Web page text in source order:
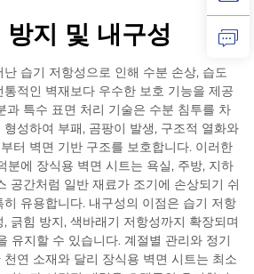
지 및 내구성
습기 저항성으로 인해 수분 손상, 습도
적인 벽재보다 우수한 보호 기능을 제공
과 특수 표면 처리 기술은 수분 침투를 차
성하여 부패, 곰팡이 발생, 구조적 열화와
터 벽면 기반 구조를 보호합니다. 이러한
분에 장식용 벽면 시트는 욕실, 주방, 지하
공간처럼 일반 재료가 조기에 손상되기 쉬
유용합니다. 내구성의 이점은 습기 저항
긁힘 방지, 색바래기 저항성까지 확장되며
유지할 수 있습니다. 계절별 관리와 정기
연 소재와 달리 장식용 벽면 시트는 최소